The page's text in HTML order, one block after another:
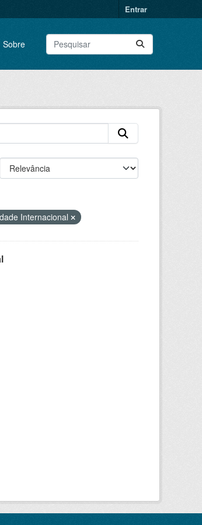
Entrar
Sobre
Internacional